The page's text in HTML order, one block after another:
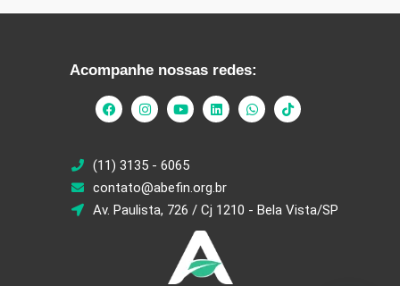
Acompanhe nossas redes:
(11) 3135 - 6065
contato@abefin.org.br
Av. Paulista, 726 / Cj 1210 - Bela Vista/SP